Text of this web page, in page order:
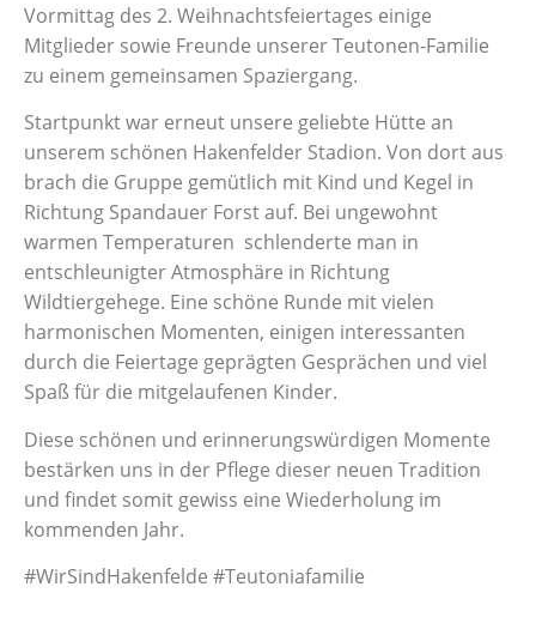
Vormittag des 2. Weihnachtsfeiertages einige
Mitglieder sowie Freunde unserer Teutonen-Familie
zu einem gemeinsamen Spaziergang.
Startpunkt war erneut unsere geliebte Hütte an
unserem schönen Hakenfelder Stadion. Von dort aus
brach die Gruppe gemütlich mit Kind und Kegel in
Richtung Spandauer Forst auf. Bei ungewohnt
warmen Temperaturen schlenderte man in
entschleunigter Atmosphäre in Richtung
Wildtiergehege. Eine schöne Runde mit vielen
harmonischen Momenten, einigen interessanten
durch die Feiertage geprägten Gesprächen und viel
Spaß für die mitgelaufenen Kinder.
Diese schönen und erinnerungswürdigen Momente
bestärken uns in der Pflege dieser neuen Tradition
und findet somit gewiss eine Wiederholung im
kommenden Jahr.
#WirSindHakenfelde #Teutoniafamilie